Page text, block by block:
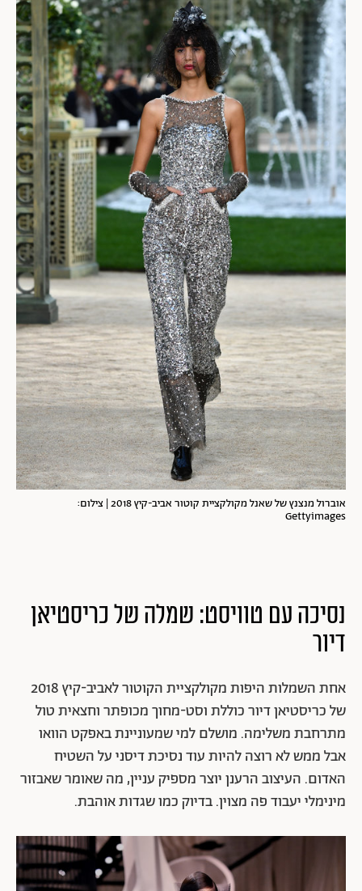
אוברול מנצנץ של שאנל מקולקציית קוטור אביב-קיץ 2018 | צילום:
Gettyimages
נסיכה עם טוויסט: שמלה של כריסטיאן
דיור
אחת השמלות היפות מקולקציית הקוטור לאביב-קיץ 2018
של כריסטיאן דיור כוללת וסט-מחוך מכופתר וחצאית טול
מתרחבת משלימה. מושלם למי שמעוניינת באפקט הוואו
אבל ממש לא רוצה להיות עוד נסיכת דיסני על השטיח
האדום. העיצוב הרענן יוצר מספיק עניין, מה שאומר שאבזור
מינימלי יעבוד פה מצוין. בדיוק כמו שגדות אוהבת.